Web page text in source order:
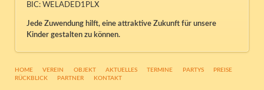
BIC: WELADED1PLX
Jede Zuwendung hilft, eine attraktive Zukunft für unsere
Kinder gestalten zu können.
NAVIGATION
ÜBERSPRINGEN
HOME VEREIN OBJEKT AKTUELLES TERMINE PARTYS
PREISE
RÜCKBLICK
PARTNER KONTAKT